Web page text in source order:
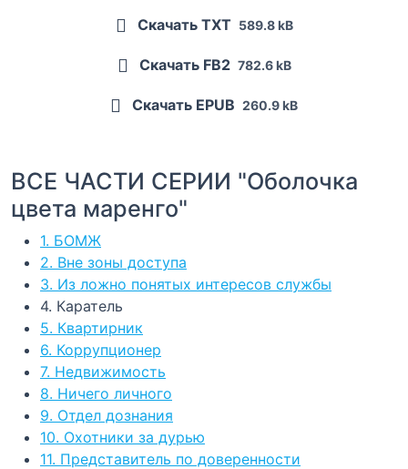
Скачать TXT 589.8 kB
Скачать FB2 782.6 kB
Скачать EPUB 260.9 kB
ВСЕ ЧАСТИ СЕРИИ "Оболочка
цвета маренго"
1. БОМЖ
2. Вне зоны доступа
3. Из ложно понятых интересов службы
4. Каратель
5. Квартирник
6. Коррупционер
7. Недвижимость
8. Ничего личного
9. Отдел дознания
10. Охотники за дурью
11. Представитель по доверенности